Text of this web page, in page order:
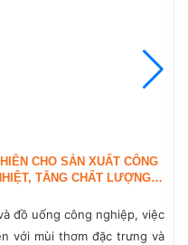
CHO SẢN XUẤT CÔNG
TĂNG CHẤT LƯỢNG
đồ uống công nghiệp, việc
với mùi thơm đặc trưng và